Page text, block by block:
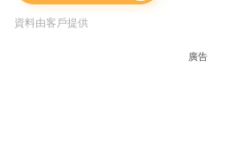
資料由客戶提供
廣告